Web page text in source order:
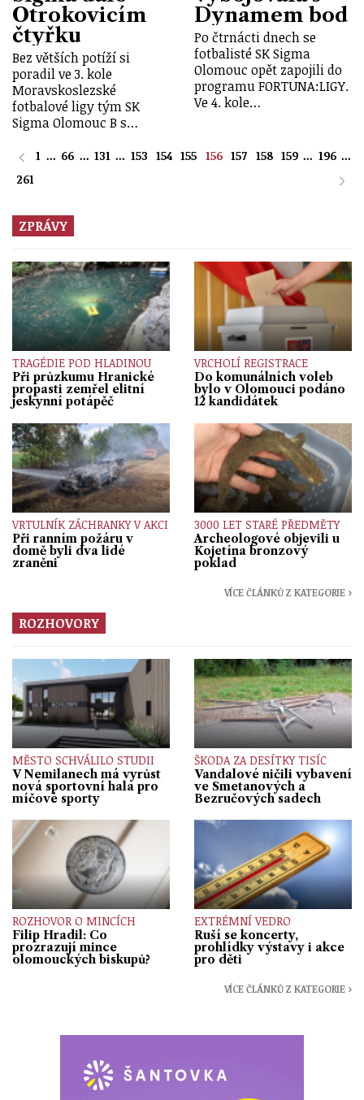
Otrokovicím
čtyřku
Bez větších potíží si
poradil ve 3. kole
Moravskoslezské
fotbalové ligy tým SK
Sigma Olomouc B s…
Dynamem bod
Po čtrnácti dnech se
fotbalisté SK Sigma
Olomouc opět zapojili do
programu FORTUNA:LIGY.
Ve 4. kole…
1 ... 66 ... 131 ... 153 154 155 156 157 158 159 ... 196 ...
261
ZPRÁVY
TRAGÉDIE POD HLADINOU
Při průzkumu Hranické
propasti zemřel elitní
jeskynní potápěč
VRCHOLÍ REGISTRACE
Do komunálních voleb
bylo v Olomouci podáno
12 kandidátek
VRTULNÍK ZÁCHRANKY V AKCI
Při ranním požáru v
domě byli dva lidé
zraněni
3000 LET STARÉ PŘEDMĚTY
Archeologové objevili u
Kojetína bronzový
poklad
VÍCE ČLÁNKŮ Z KATEGORIE ›
ROZHOVORY
MĚSTO SCHVÁLILO STUDII
V Nemilanech má vyrůst
nová sportovní hala pro
míčové sporty
ŠKODA ZA DESÍTKY TISÍC
Vandalové ničili vybavení
ve Smetanových a
Bezručových sadech
ROZHOVOR O MINCÍCH
Filip Hradil: Co
prozrazují mince
olomouckých biskupů?
EXTRÉMNÍ VEDRO
Ruší se koncerty,
prohlídky výstavy i akce
pro děti
VÍCE ČLÁNKŮ Z KATEGORIE ›